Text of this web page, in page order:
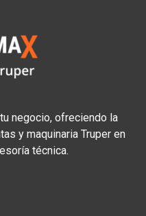
negocio, ofreciendo la
y maquinaria Truper en
técnica.